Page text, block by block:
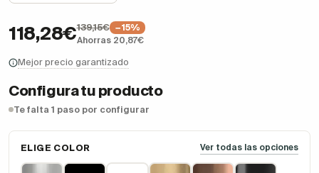
118,28€139,15€
−15%
Ahorras 20,87€
Mejor precio garantizado
Configura tu producto
Te falta 1 paso por configurar
ELIGE COLOR Ver todas las opciones